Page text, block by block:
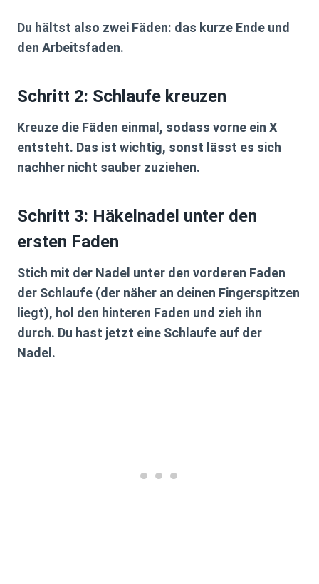
Du hältst also zwei Fäden: das kurze Ende und
den Arbeitsfaden.
Schritt 2: Schlaufe kreuzen
Kreuze die Fäden einmal, sodass vorne ein X
entsteht. Das ist wichtig, sonst lässt es sich
nachher nicht sauber zuziehen.
Schritt 3: Häkelnadel unter den
ersten Faden
Stich mit der Nadel unter den vorderen Faden
der Schlaufe (der näher an deinen Fingerspitzen
liegt), hol den hinteren Faden und zieh ihn
durch. Du hast jetzt eine Schlaufe auf der
Nadel.